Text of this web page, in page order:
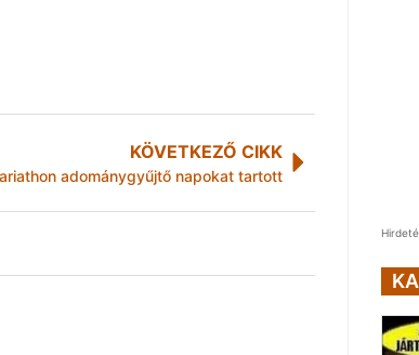
KÖVETKEZŐ CIKK
adománygyűjtő napokat tartott